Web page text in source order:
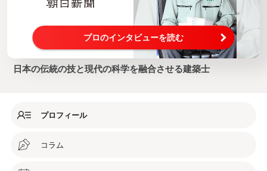
プロのインタビューを読む
日本の伝統の技と現代の科学を融合させる建築士
プロフィール
コラム